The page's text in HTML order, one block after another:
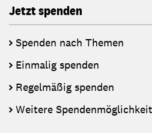
Jetzt spenden
Spenden nach Themen
Einmalig spenden
Regelmäßig spenden
Weitere